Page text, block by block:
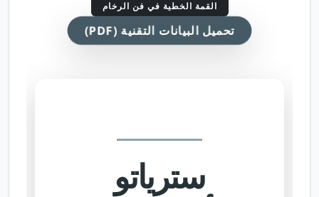
القمة الخطية في فن الرخام
تحميل البيانات التقنية (PDF)
سترياتو